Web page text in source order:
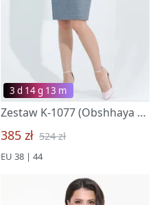
3 d 14 g 13 m
Zestaw K-1077 (Obshhaya garmoniya, xit)
385 zł 524 zł
EU 38 | 44